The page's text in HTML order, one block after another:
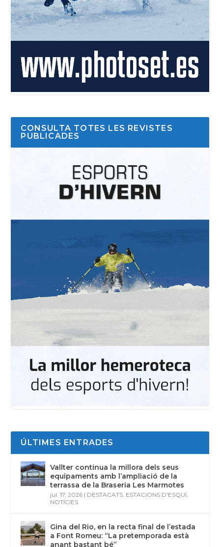
CONSULTA TOTES LES REVISTES
PUBLICADES
ÚLTIMES ENTRADES
Vallter continua la millora dels seus
equipaments amb l’ampliació de la
terrassa de la Braseria Les Marmotes
jul. 17, 2026 | DESTACATS, ESTACIONS D'ESQUÍ,
NOTÍCIES
Gina del Rio, en la recta final de l’estada
a Font Romeu: “La pretemporada està
anant bastant bé”